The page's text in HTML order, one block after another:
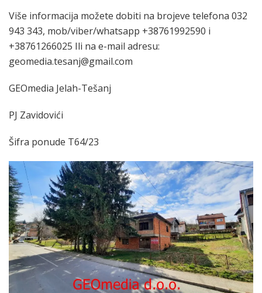
Više informacija možete dobiti na brojeve telefona 032
943 343, mob/viber/whatsapp +38761992590 i
+38761266025 Ili na e-mail adresu:
geomedia.tesanj@gmail.com
GEOmedia Jelah-Tešanj
PJ Zavidovići
Šifra ponude T64/23